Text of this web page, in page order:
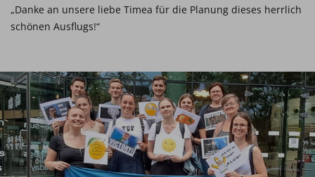
„Danke an unsere liebe Timea für die Planung dieses herrlich
schönen Ausflugs!“